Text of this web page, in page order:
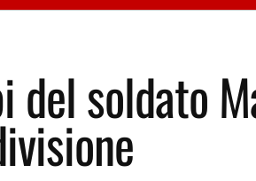
del soldato